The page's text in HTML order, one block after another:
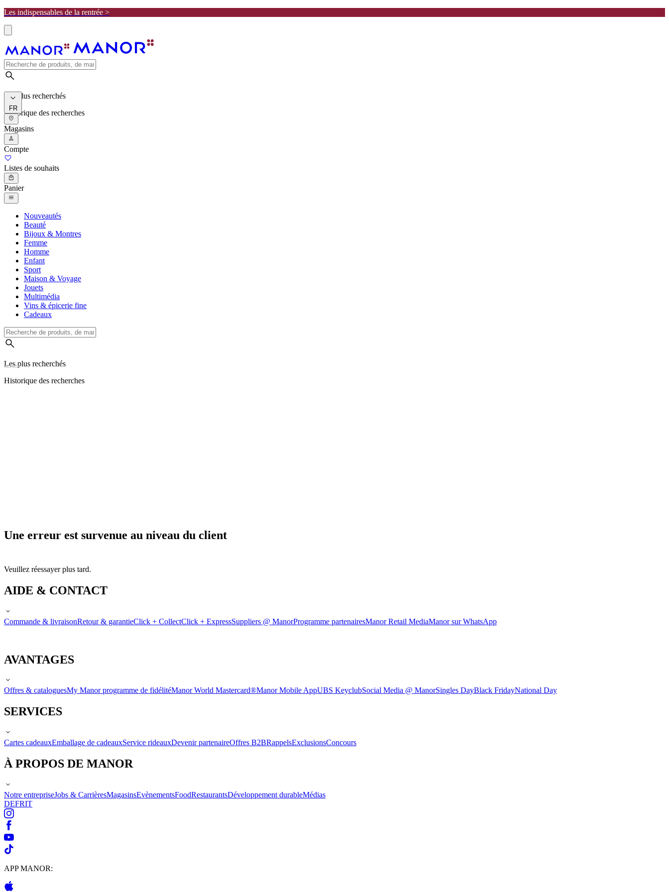
Les indispensables de la rentrée >
Les plus recherchés
Historique des recherches
FR
Magasins
Compte
Listes de souhaits
Panier
Nouveautés
Beauté
Bijoux & Montres
Femme
Homme
Enfant
Sport
Maison & Voyage
Jouets
Multimédia
Vins & épicerie fine
Cadeaux
Les plus recherchés
Historique des recherches
Une erreur est survenue au niveau du client
Veuillez réessayer plus tard.
AIDE & CONTACT
Commande & livraisonRetour & garantieClick + CollectClick + ExpressSuppliers @ ManorProgramme partenairesManor Retail MediaManor sur WhatsApp
AVANTAGES
Offres & cataloguesMy Manor programme de fidélitéManor World Mastercard®Manor Mobile AppUBS KeyclubSocial Media @ ManorSingles DayBlack FridayNational Day
SERVICES
Cartes cadeauxEmballage de cadeauxService rideauxDevenir partenaireOffres B2BRappelsExclusionsConcours
À PROPOS DE MANOR
Notre entrepriseJobs & CarrièresMagasinsEvènementsFoodRestaurantsDéveloppement durableMédias
DEFRIT
APP MANOR: